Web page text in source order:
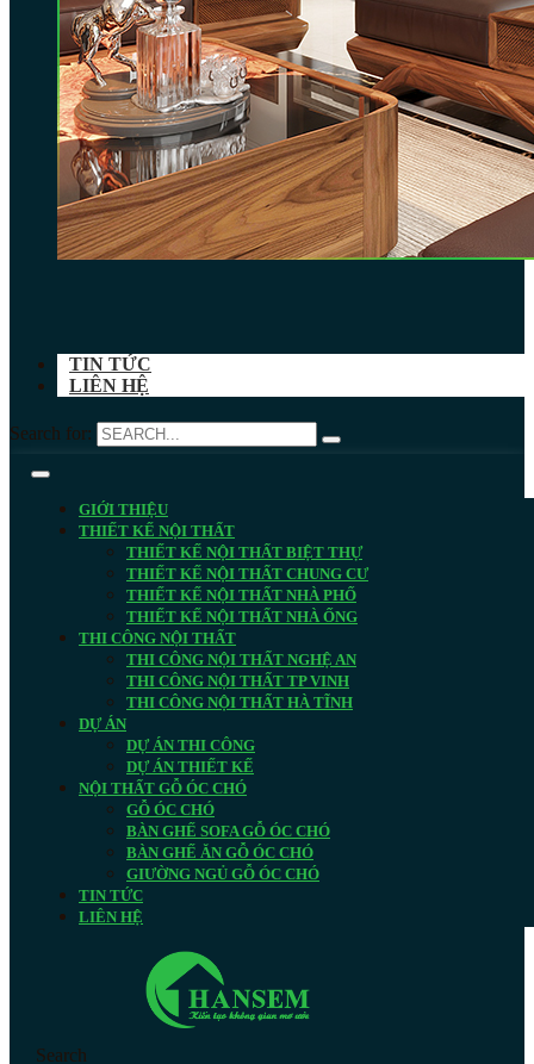
TIN TỨC
LIÊN HỆ
Search for:
GIỚI THIỆU
THIẾT KẾ NỘI THẤT
THIẾT KẾ NỘI THẤT BIỆT THỰ
THIẾT KẾ NỘI THẤT CHUNG CƯ
THIẾT KẾ NỘI THẤT NHÀ PHỐ
THIẾT KẾ NỘI THẤT NHÀ ỐNG
THI CÔNG NỘI THẤT
THI CÔNG NỘI THẤT NGHỆ AN
THI CÔNG NỘI THẤT TP VINH
THI CÔNG NỘI THẤT HÀ TĨNH
DỰ ÁN
DỰ ÁN THI CÔNG
DỰ ÁN THIẾT KẾ
NỘI THẤT GỖ ÓC CHÓ
GỖ ÓC CHÓ
BÀN GHẾ SOFA GỖ ÓC CHÓ
BÀN GHẾ ĂN GỖ ÓC CHÓ
GIƯỜNG NGỦ GỖ ÓC CHÓ
TIN TỨC
LIÊN HỆ
Search